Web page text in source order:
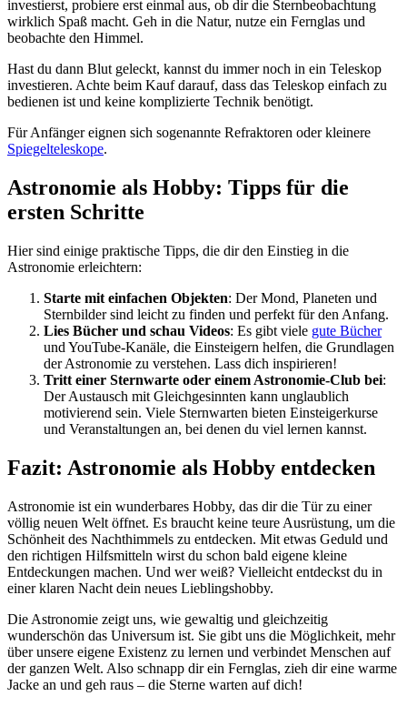
investierst, probiere erst einmal aus, ob dir die Sternbeobachtung
wirklich Spaß macht. Geh in die Natur, nutze ein Fernglas und
beobachte den Himmel.
Hast du dann Blut geleckt, kannst du immer noch in ein Teleskop
investieren. Achte beim Kauf darauf, dass das Teleskop einfach zu
bedienen ist und keine komplizierte Technik benötigt.
Für Anfänger eignen sich sogenannte Refraktoren oder kleinere
Spiegelteleskope.
Astronomie als Hobby: Tipps für die
ersten Schritte
Hier sind einige praktische Tipps, die dir den Einstieg in die
Astronomie erleichtern:
Starte mit einfachen Objekten: Der Mond, Planeten und
Sternbilder sind leicht zu finden und perfekt für den Anfang.
Lies Bücher und schau Videos: Es gibt viele gute Bücher
und YouTube-Kanäle, die Einsteigern helfen, die Grundlagen
der Astronomie zu verstehen. Lass dich inspirieren!
Tritt einer Sternwarte oder einem Astronomie-Club bei:
Der Austausch mit Gleichgesinnten kann unglaublich
motivierend sein. Viele Sternwarten bieten Einsteigerkurse
und Veranstaltungen an, bei denen du viel lernen kannst.
Fazit: Astronomie als Hobby entdecken
Astronomie ist ein wunderbares Hobby, das dir die Tür zu einer
völlig neuen Welt öffnet. Es braucht keine teure Ausrüstung, um die
Schönheit des Nachthimmels zu entdecken. Mit etwas Geduld und
den richtigen Hilfsmitteln wirst du schon bald eigene kleine
Entdeckungen machen. Und wer weiß? Vielleicht entdeckst du in
einer klaren Nacht dein neues Lieblingshobby.
Die Astronomie zeigt uns, wie gewaltig und gleichzeitig
wunderschön das Universum ist. Sie gibt uns die Möglichkeit, mehr
über unsere eigene Existenz zu lernen und verbindet Menschen auf
der ganzen Welt. Also schnapp dir ein Fernglas, zieh dir eine warme
Jacke an und geh raus – die Sterne warten auf dich!